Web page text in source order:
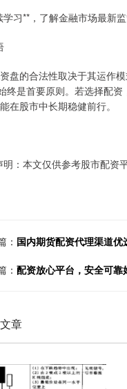
学习**，了解金融市场最新
盘的合法性取决于其运作
终是首要原则。若选择配
在股市中长期稳健前行。
明：本文仅供参考股市配资
： 国内期货配资代理渠道优
： 配资放心平台，安全可靠
章